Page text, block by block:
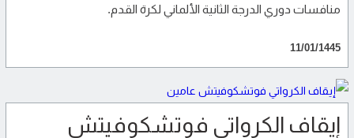
منافسات دوري الدرجة الثانية الألماني لكرة القدم.
11/01/1445
إيقاف الكرواتي فوتشكوفيتش